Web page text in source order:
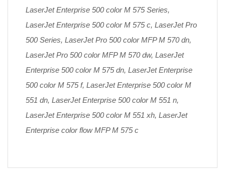
LaserJet Enterprise 500 color M 575 Series,
LaserJet Enterprise 500 color M 575 c, LaserJet Pro
500 Series, LaserJet Pro 500 color MFP M 570 dn,
LaserJet Pro 500 color MFP M 570 dw, LaserJet
Enterprise 500 color M 575 dn, LaserJet Enterprise
500 color M 575 f, LaserJet Enterprise 500 color M
551 dn, LaserJet Enterprise 500 color M 551 n,
LaserJet Enterprise 500 color M 551 xh, LaserJet
Enterprise color flow MFP M 575 c